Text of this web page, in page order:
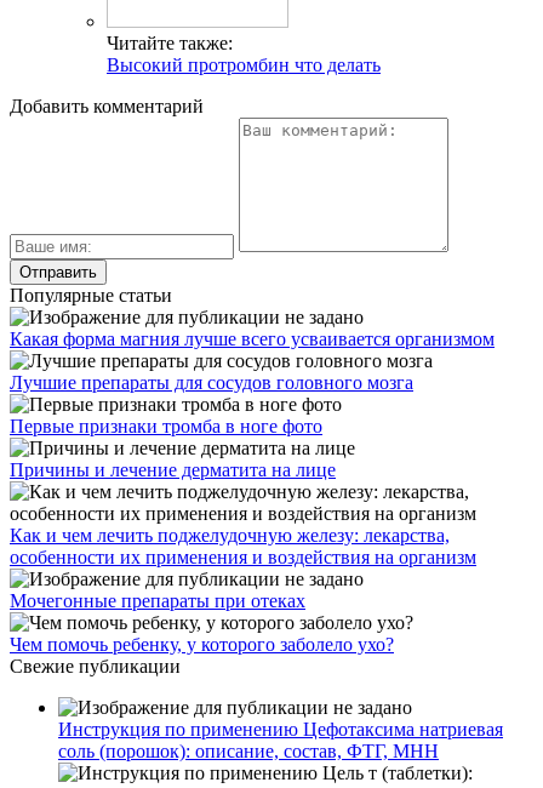
Читайте также:
Высокий протромбин что делать
Добавить комментарий
Популярные статьи
Какая форма магния лучше всего усваивается организмом
Лучшие препараты для сосудов головного мозга
Первые признаки тромба в ноге фото
Причины и лечение дерматита на лице
Как и чем лечить поджелудочную железу: лекарства,
особенности их применения и воздействия на организм
Мочегонные препараты при отеках
Чем помочь ребенку, у которого заболело ухо?
Свежие публикации
Инструкция по применению Цефотаксима натриевая
соль (порошок): описание, состав, ФТГ, МНН